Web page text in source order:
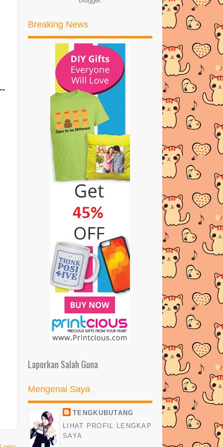
FACEBOOK OH FACEBOOK
Lirik Lagu dan Video Mulut
Tempayan | Hani & Zue
Ubat Cacing Untuk Nyiau2
DOA KITA SAMA WAHAI DATO SITI
NURHALIZA | TENGKUBU...
Pakej Bestari Read Easy Untuk
Mahirkan Anak Anda!
BUKU JUALAN PENGHABISAN
BOOKCAFE | TIADA LAGI
BUKU...
Segmen Bloglist Azhafizah.com Mar
FOBIA BLOG TENGKUBUTANG
KENA REMOVE!
BLOG TENGKUBUTANG DAH
BERPINDAH KE DOT COM |
RESEPI AYAM MASAK MERAH
SEDAP DAN MUDAH!
SIZZLING MEE DAN SUSHI SEDAP
DI JUSCO WANGSAMAJU!
MEGA GIVEAWAY INSPIRASI 2016
BY CIK AKAK
ALFATIHAH BUAT SYED AMIN
10 MANFAAT SOLAT TAHAJUD
KENA GIGIT DENGAN BUTANG |
1/2/2016 (ISNIN)
Kisah Adik.. Buah Hati Oyen Dan
Breaking News
Laporkan Salah Guna
Mengenai Saya
TENGKUBUTANG
LIHAT PROFIL LENGKAP
SAYA